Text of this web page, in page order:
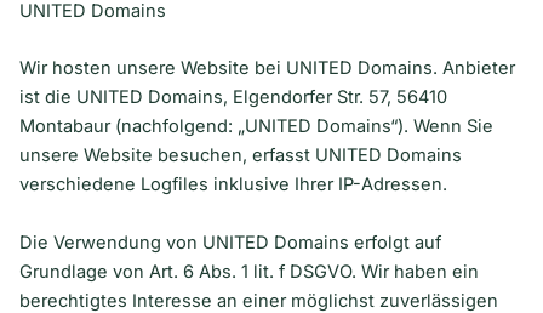
UNITED Domains
Wir hosten unsere Website bei UNITED Domains. Anbieter
ist die UNITED Domains, Elgendorfer Str. 57, 56410
Montabaur (nachfolgend: „UNITED Domains“). Wenn Sie
unsere Website besuchen, erfasst UNITED Domains
verschiedene Logfiles inklusive Ihrer IP-Adressen.
Die Verwendung von UNITED Domains erfolgt auf
Grundlage von Art. 6 Abs. 1 lit. f DSGVO. Wir haben ein
berechtigtes Interesse an einer möglichst zuverlässigen